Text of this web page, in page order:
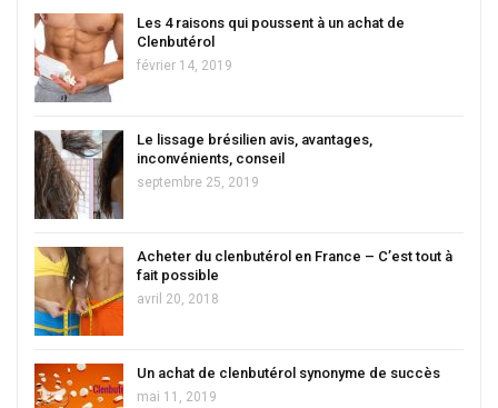
Les 4 raisons qui poussent à un achat de
Clenbutérol
février 14, 2019
Le lissage brésilien avis, avantages,
inconvénients, conseil
septembre 25, 2019
Acheter du clenbutérol en France – C’est tout à
fait possible
avril 20, 2018
Un achat de clenbutérol synonyme de succès
mai 11, 2019